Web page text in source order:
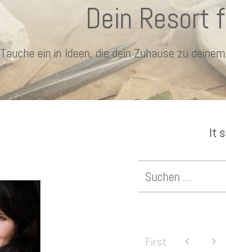
Dein Resort
Tauche ein in Ideen, die dein Zuhause zu
It
Suchen
nach:
First